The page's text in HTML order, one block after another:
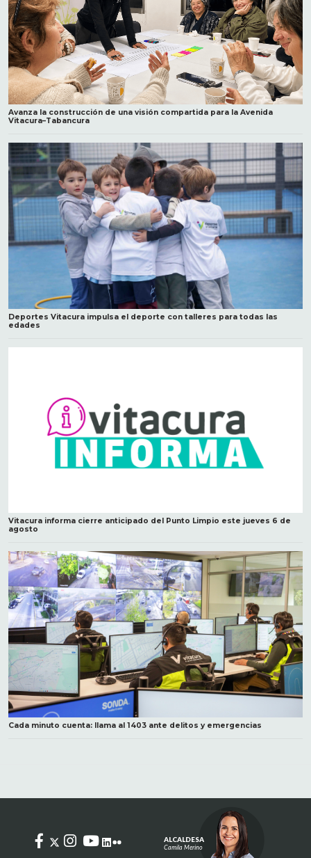
Avanza la construcción de una visión compartida para la Avenida
Vitacura–Tabancura
Deportes Vitacura impulsa el deporte con talleres para todas las
edades
Vitacura informa cierre anticipado del Punto Limpio este jueves 6 de
agosto
Cada minuto cuenta: llama al 1403 ante delitos y emergencias
ALCALDESA
Camila Merino